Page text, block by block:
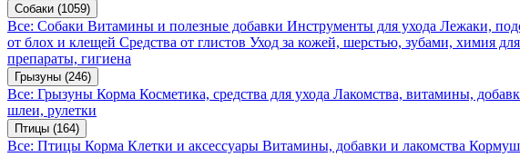
Собаки (1059)
Все: Собаки Витамины и полезные добавки Инструменты для ухода Лежаки,
от блох и клещей Средства от глистов Уход за кожей, шерстью, зубами, химия
препараты, гигиена
Грызуны (246)
Все: Грызуны Корма Косметика, средства для ухода Лакомства, витамины,
шлеи, рулетки
Птицы (164)
Все: Птицы Корма Клетки и аксессуары Витамины, добавки и лакомства